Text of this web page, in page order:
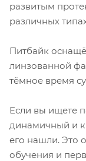
развитым
различных
Питбайк
линзованной
тёмное время
Если вы ищете
динамичный и
его нашли. Это
обучения и